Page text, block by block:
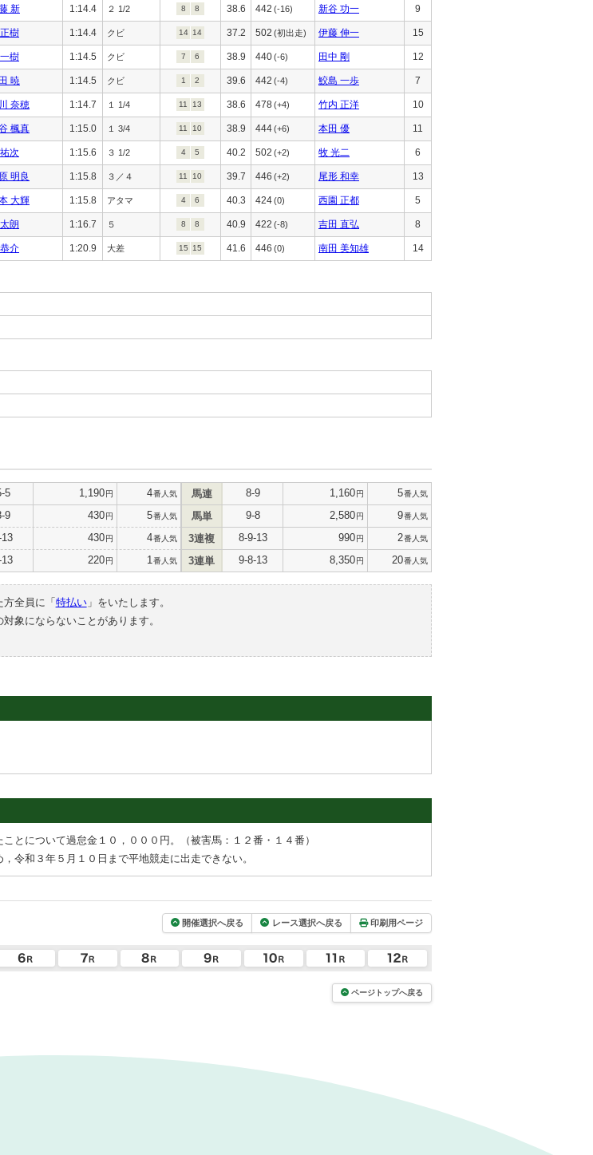
新 1:14.4 ２ 1/2 8 8 38.6 442 (-16) 新谷 功一 9
樹 1:14.4 クビ 14 14 37.2 502 (初出走) 伊藤 伸一 15
樹 1:14.5 クビ 7 6 38.9 440(-6) 田中 剛 12
暁 1:14.5 クビ 1 2 39.6 442 (-4) 鮫島 一歩 7
奈穂 1:14.7 １ 1/4 11 13 38.6 478(+4) 竹内 正洋 10
楓真 1:15.0 １ 3/4 11 10 38.9 444(+6) 本田 優 11
次 1:15.6 ３ 1/2 4 5 40.2 502 (+2) 牧 光二 6
明良 1:15.8 ３／４ 11 10 39.7 446 (+2) 尾形 和幸 13
大輝 1:15.8 アタマ 4 6 40.3 424(0) 西園 正都 5
朗 1:16.7 ５ 8 8 40.9 422 (-8) 吉田 直弘 8
介 1:20.9 大差 15 15 41.6 446 (0) 南田 美知雄 14
5 1,190円 4番人気
9 430円 5番人気
430円 4番人気
220円 1 番人気
馬連 8-9 1,160円 5番人気
馬単 9-8 2,580円 9番人気
3連複 8-9-13 990円 2番人気
3連単 9-8-13 8,350円 20番人気
全員に「 特払い」をいたします。
対象にならないことがあります。
とについて過怠金１０，０００円。（被害馬：１２番・１４番）
令和３年５月１０日まで平地競走に出走できない。
開催選択へ戻る レース選択へ戻る 印刷用ページ
ページトップへ戻る